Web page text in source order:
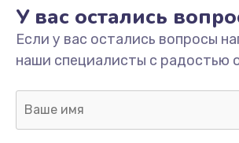
Замена микросхемы
1100 руб.
Заказать
Ремонт или замена
У вас остались
Если у вас остались вопросы
наши специалисты с радостью